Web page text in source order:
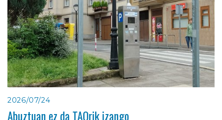
2026/07/24
Abuztuan ez da TAOrik izango